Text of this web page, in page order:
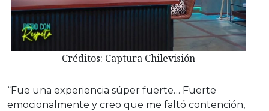
Créditos: Captura Chilevisión
“Fue una experiencia súper fuerte… Fuerte
emocionalmente y creo que me faltó contención,